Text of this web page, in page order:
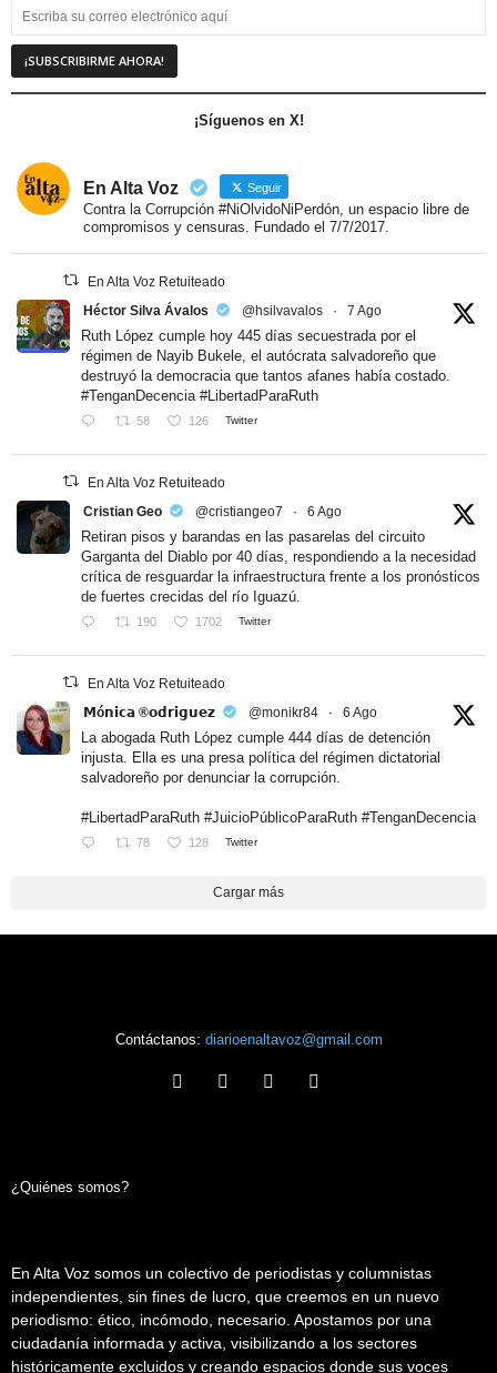
¡Síguenos en X!
En Alta Voz Seguir
Contra la Corrupción #NiOlvidoNiPerdón, un espacio libre de
compromisos y censuras. Fundado el 7/7/2017.
En Alta Voz Retuiteado
Héctor Silva Ávalos
@hsilvavalos · 7 Ago
Ruth López cumple hoy 445 días secuestrada por el
régimen de Nayib Bukele, el autócrata salvadoreño que
destruyó la democracia que tantos afanes había costado.
#TenganDecencia #LibertadParaRuth
58 126 Twitter
En Alta Voz Retuiteado
Cristian Geo
@cristiangeo7 · 6 Ago
Retiran pisos y barandas en las pasarelas del circuito
Garganta del Diablo por 40 días, respondiendo a la necesidad
crítica de resguardar la infraestructura frente a los pronósticos
de fuertes crecidas del río Iguazú.
190 1702 Twitter
En Alta Voz Retuiteado
𝗠ó𝗻𝗶𝗰𝗮 ®𝗼𝗱𝗿𝗶𝗴𝘂𝗲𝘇
@monikr84 · 6 Ago
La abogada Ruth López cumple 444 días de detención
injusta. Ella es una presa política del régimen dictatorial
salvadoreño por denunciar la corrupción.
#LibertadParaRuth #JuicioPúblicoParaRuth #TenganDecencia
78 128 Twitter
Cargar más
Contáctanos: diarioenaltavoz@gmail.com
¿Quiénes somos?
En Alta Voz somos un colectivo de periodistas y columnistas
independientes, sin fines de lucro, que creemos en un nuevo
periodismo: ético, incómodo, necesario. Apostamos por una
ciudadanía informada y activa, visibilizando a los sectores
históricamente excluidos y creando espacios donde sus voces